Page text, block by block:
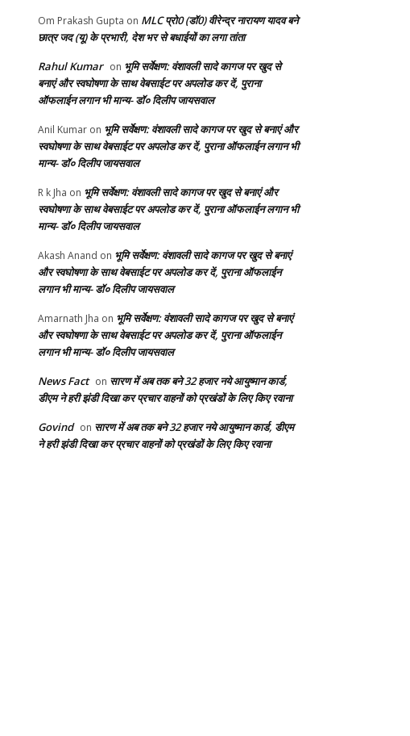
Om Prakash Gupta on MLC प्रो0 (डॉ0) वीरेन्द्र नारायण यादव बने
छात्र जद (यू) के प्रभारी, देश भर से बधाईयों का लगा तांता
Rahul Kumar on भूमि सर्वेक्षण: वंशावली सादे कागज पर खुद से
बनाएं और स्वघोषणा के साथ वेबसाईट पर अपलोड कर दें, पुराना
ऑफलाईन लगान भी मान्य- डॉ० दिलीप जायसवाल
Anil Kumar on भूमि सर्वेक्षण: वंशावली सादे कागज पर खुद से बनाएं और
स्वघोषणा के साथ वेबसाईट पर अपलोड कर दें, पुराना ऑफलाईन लगान भी
मान्य- डॉ० दिलीप जायसवाल
R k Jha on भूमि सर्वेक्षण: वंशावली सादे कागज पर खुद से बनाएं और
स्वघोषणा के साथ वेबसाईट पर अपलोड कर दें, पुराना ऑफलाईन लगान भी
मान्य- डॉ० दिलीप जायसवाल
Akash Anand on भूमि सर्वेक्षण: वंशावली सादे कागज पर खुद से बनाएं
और स्वघोषणा के साथ वेबसाईट पर अपलोड कर दें, पुराना ऑफलाईन
लगान भी मान्य- डॉ० दिलीप जायसवाल
Amarnath Jha on भूमि सर्वेक्षण: वंशावली सादे कागज पर खुद से बनाएं
और स्वघोषणा के साथ वेबसाईट पर अपलोड कर दें, पुराना ऑफलाईन
लगान भी मान्य- डॉ० दिलीप जायसवाल
News Fact on सारण में अब तक बने 32 हजार नये आयुष्मान कार्ड,
डीएम ने हरी झंडी दिखा कर प्रचार वाहनों को प्रखंडों के लिए किए रवाना
Govind on सारण में अब तक बने 32 हजार नये आयुष्मान कार्ड, डीएम
ने हरी झंडी दिखा कर प्रचार वाहनों को प्रखंडों के लिए किए रवाना